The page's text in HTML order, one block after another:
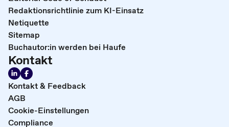
Redaktionsrichtlinie zum KI-Einsatz
Netiquette
Sitemap
Buchautor:in werden bei Haufe
Kontakt
Kontakt & Feedback
AGB
Cookie-Einstellungen
Compliance